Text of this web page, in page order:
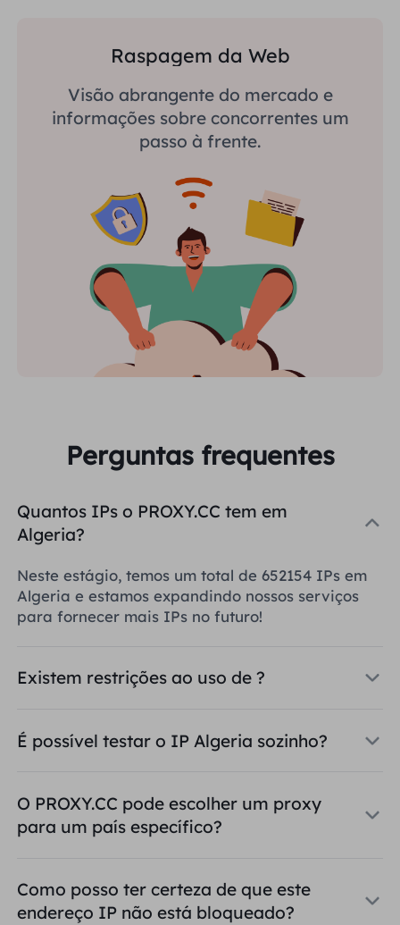
Raspagem da Web
Visão abrangente do mercado e
informações sobre concorrentes um
passo à frente.
Perguntas frequentes
Quantos IPs o PROXY.CC tem em
Algeria?
Neste estágio, temos um total de 652154 IPs em
Algeria e estamos expandindo nossos serviços
para fornecer mais IPs no futuro!
Existem restrições ao uso de ?
É possível testar o IP Algeria sozinho?
O PROXY.CC pode escolher um proxy
para um país específico?
Como posso ter certeza de que este
endereço IP não está bloqueado?